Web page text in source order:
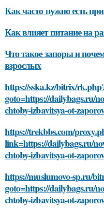
Как часто нужно есть
Как влияет питание на
Что такое запоры и
взрослых
https://sska.kz/bitrix/
goto=https://dailybags.ru/
chtoby-izbavitsya-ot-
https://trekbbs.com/
link=https://dailybags.ru/
chtoby-izbavitsya-ot-
https://muslumovo-sp.ru/
goto=https://dailybags.ru/
chtoby-izbavitsya-ot-